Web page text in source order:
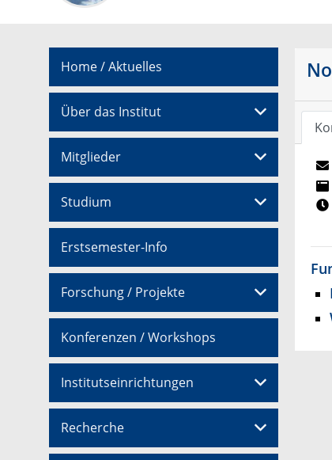
Home / Aktuelles
Über das Institut
Mitglieder
Studium
Erstsemester-Info
Forschung / Projekte
Konferenzen / Workshops
Institutseinrichtungen
Recherche